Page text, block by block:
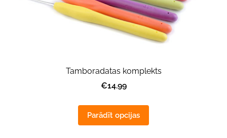
Tamboradatas komplekts
€14.99
Parādīt opcijas